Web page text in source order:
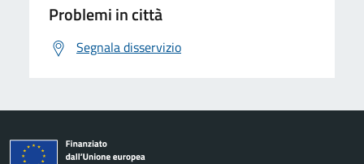
Problemi in città
Segnala disservizio